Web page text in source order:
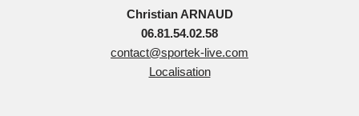
Christian ARNAUD
06.81.54.02.58
contact@sportek-live.com
Localisation